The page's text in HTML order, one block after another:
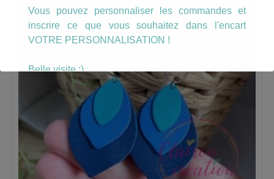
Vous pouvez personnaliser les commandes et
inscrire ce que vous souhaitez dans l'encart
VOTRE PERSONNALISATION !
Belle visite :)